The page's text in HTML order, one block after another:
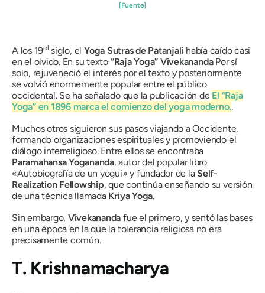
[Fuente]
A los 19el siglo, el Yoga Sutras de Patanjali había caído casi
en el olvido. En su texto “Raja Yoga” VivekanandaPor sí
solo, rejuveneció el interés por el texto y posteriormente
se volvió enormemente popular entre el público
occidental. Se ha señalado que la publicación de El “Raja
Yoga”en 1896 marca el comienzo del yoga moderno..
Muchos otros siguieron sus pasos viajando a Occidente,
formando organizaciones espirituales y promoviendo el
diálogo interreligioso. Entre ellos se encontraba
Paramahansa Yogananda, autor del popular libro
«Autobiografía de un yogui» y fundador de la Self-
Realization Fellowship, que continúa enseñando su versión
de una técnica llamada Kriya Yoga.
Sin embargo, Vivekanandafue el primero, y sentó las bases
en una época en la que la tolerancia religiosa no era
precisamente común.
T. Krishnamacharya